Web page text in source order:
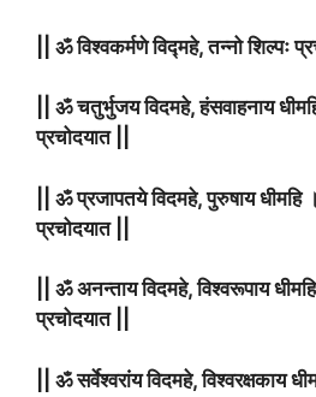
|| ॐ विश्वकर्मणे विद्महे, तन्नो शिल्पः
ॐ चतुर्भुजय विदमहे, हंसवाहनाय
प्रचोदयात
|| ॐ प्रजापतये विदमहे, पुरुषाय धीमहि ।
प्रचोदयात
|| ॐ अनन्ताय विदमहे, विश्वरूपाय
प्रचोदयात
|| ॐ सर्वेश्वरांय विदमहे, विश्वरक्षकाय